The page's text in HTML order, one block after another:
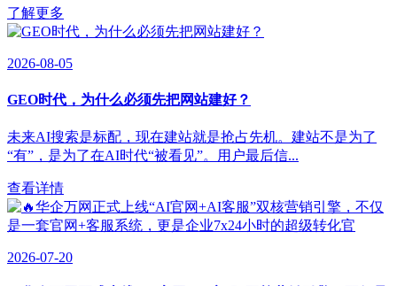
了解更多
2026-08-05
GEO时代，为什么必须先把网站建好？
未来AI搜索是标配，现在建站就是抢占先机。建站不是为了
“有”，是为了在AI时代“被看见”。用户最后信...
查看详情
2026-07-20